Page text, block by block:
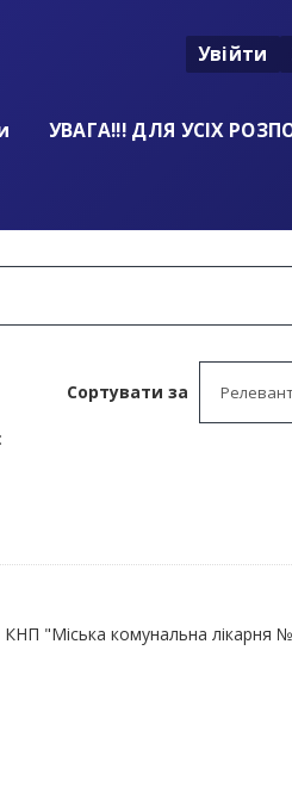
Увійти
УВАГА!!! ДЛЯ УСІХ
Сортувати за
КНП "Міська комунальна лікарня